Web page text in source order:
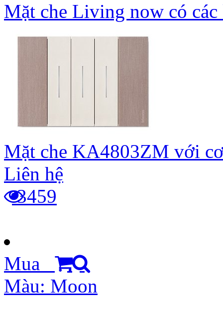
Mặt che Living now có
Mặt che KA4803ZM với
Liên hệ
3459
Mua
Màu: Moon